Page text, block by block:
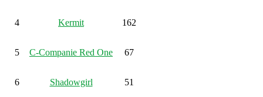
4 Kermit 162
5 C-Companie Red One 67
6 Shadowgirl 51